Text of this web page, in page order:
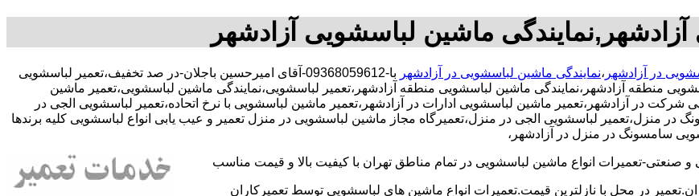
ماشین لباسشویی آزادشهر
در آزادشهر ،نمایندگی ماشین لباسشویی در آزادشهر
با-09368059612-آقای امیرحسین باجلان-در صد تخفیف،تعمیر لباسشویی
منطقه آزادشهر،نمایندگی ماشین لباسشویی منطقه آزادشهر،تعمیر لباسشویی،نمایندگی ماشین لباسشویی،تعمیر ماشین
در آزادشهر،تعمیر ماشین لباسشویی ادارات در آزادشهر،تعمیر ماشین لباسشویی با نرخ اتحاده،تعمیر لباسشویی الجی در
در منزل،تعمیر لباسشویی الجی در منزل،تعمیرگاه مجاز ماشین لباسشویی در منزل تعمیر و عیب یابی انواع لباسشویی کلیه برندها
سامسونگ در منزل در آزادشهر،
تعمیرات انواع ماشین لباسشویی در تمام مناطق تهران با کیفیت بالا و قیمت مناسب
در محل با نازلترین قیمت.تعمیرات انواع ماشین های لباسشویی توسط تعمیرکاران